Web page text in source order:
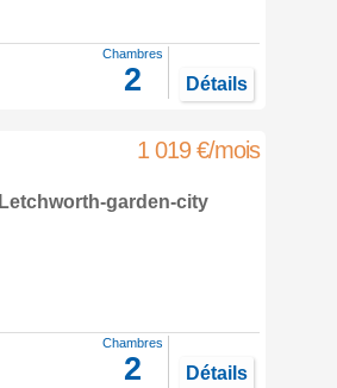
Chambres
2 Détails
1 019 €/mois
Letchworth-garden-city
Chambres
2 Détails